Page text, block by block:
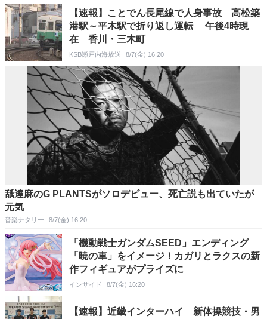
【速報】ことでん長尾線で人身事故 高松築
港駅～平木駅で折り返し運転 午後4時現
在 香川・三木町
KSB瀬戸内海放送 8/7(金) 16:20
舐達麻のG PLANTSがソロデビュー、死亡説も出ていたが
元気
音楽ナタリー 8/7(金) 16:20
「機動戦士ガンダムSEED」エンディング
「暁の車」をイメージ！カガリとラクスの新
作フィギュアがプライズに
インサイド 8/7(金) 16:20
【速報】近畿インターハイ 新体操競技・男